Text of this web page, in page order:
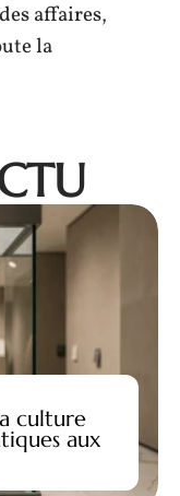
affaires,
la
culture
aux